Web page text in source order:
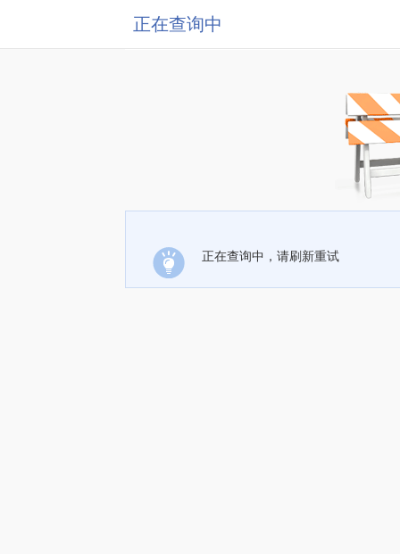
正在查询中
正在查询中，请刷新重试